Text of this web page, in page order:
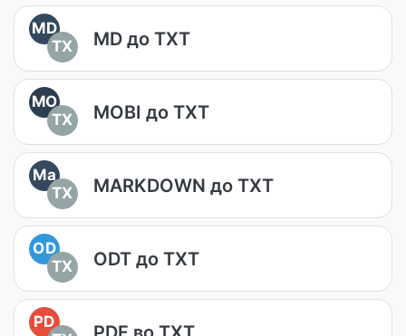
MD
TX
MD до TXT
MO
TX
MOBI до TXT
Ma
TX
MARKDOWN до TXT
OD
TX
ODT до TXT
PD